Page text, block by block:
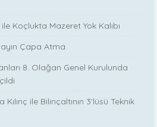
Koçlukta Mazeret Yok Kalıbı
Çapa Atma
8. Olağan Genel Kurulunda
ile Bilinçaltının 3’lüsü Teknik